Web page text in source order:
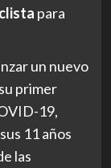
para
un nuevo
primer
19,
11 años
las